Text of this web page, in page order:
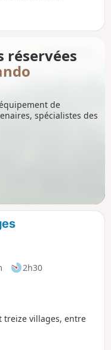
réservées
de
spécialistes des
2h30
treize villages, entre